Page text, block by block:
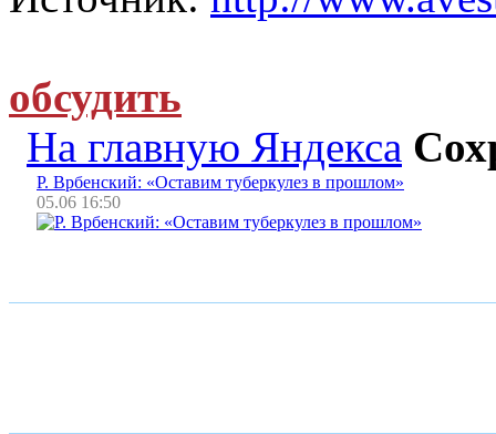
обсудить
На главную Яндекса
Р. Врбенский: «Оставим туберкулез в прошлом»
05.06 16:50